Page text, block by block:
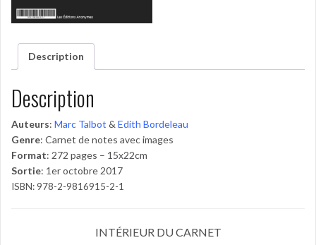
Description
Description
Auteurs: Marc Talbot & Edith Bordeleau
Genre: Carnet de notes avec images
Format: 272 pages – 15x22cm
Sortie: 1er octobre 2017
ISBN: 978-2-9816915-2-1
INTÉRIEUR DU CARNET